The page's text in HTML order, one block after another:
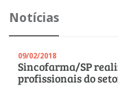
Notícias
09/02/2018
Sincofarma/SP
profissionais do